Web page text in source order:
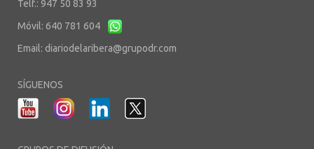
Telf.: 947 50 83 93
Móvil: 640 781 604
Email: diariodelaribera@grupodr.com
SÍGUENOS